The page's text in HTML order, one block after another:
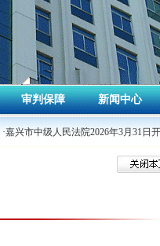
审判保障 新闻中心
·嘉兴市中级人民法院2026年3月31日